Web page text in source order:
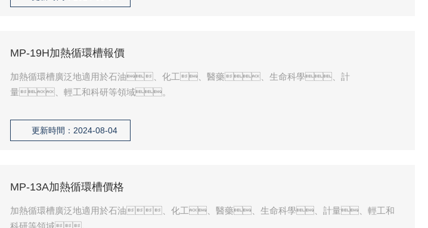
MP-19H加熱循環槽報價
加熱循環槽廣泛地適用於石油、化工、醫藥、生命科學、計
量、輕工和科研等領域。
更新時間：2024-08-04
MP-13A加熱循環槽價格
加熱循環槽廣泛地適用於石油、化工、醫藥、生命科學、計量、輕工和
科研等領域。